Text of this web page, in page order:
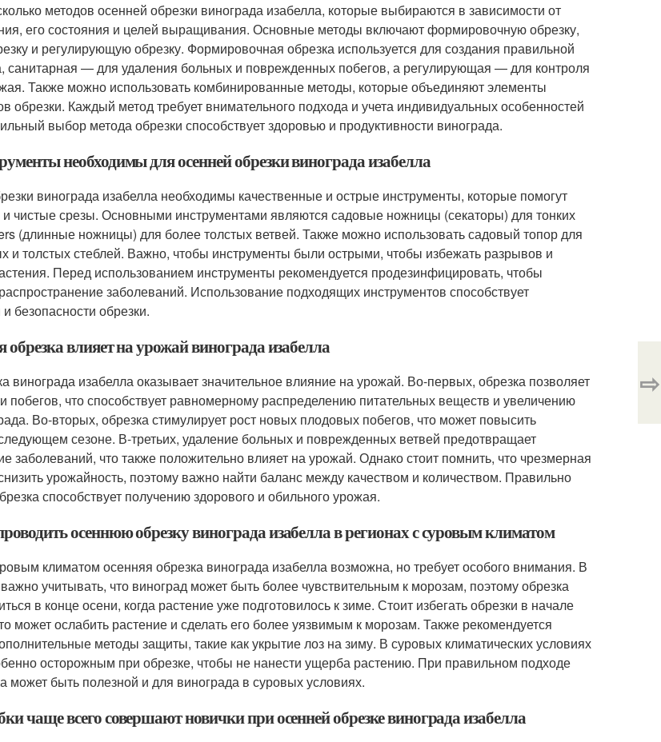
методов осенней обрезки винограда изабелла, которые выбираются в зависимости от
его состояния и целей выращивания. Основные методы включают формировочную обрезку,
и регулирующую обрезку. Формировочная обрезка используется для создания правильной
санитарная — для удаления больных и поврежденных побегов, а регулирующая — для контроля
Также можно использовать комбинированные методы, которые объединяют элементы
обрезки. Каждый метод требует внимательного подхода и учета индивидуальных особенностей
выбор метода обрезки способствует здоровью и продуктивности винограда.
необходимы для осенней обрезки винограда изабелла
винограда изабелла необходимы качественные и острые инструменты, которые помогут
и чистые срезы. Основными инструментами являются садовые ножницы (секаторы) для тонких
(длинные ножницы) для более толстых ветвей. Также можно использовать садовый топор для
и толстых стеблей. Важно, чтобы инструменты были острыми, чтобы избежать разрывов и
Перед использованием инструменты рекомендуется продезинфицировать, чтобы
заболеваний. Использование подходящих инструментов способствует
безопасности обрезки.
обрезка влияет на урожай винограда изабелла
винограда изабелла оказывает значительное влияние на урожай. Во-первых, обрезка позволяет
побегов, что способствует равномерному распределению питательных веществ и увеличению
Во-вторых, обрезка стимулирует рост новых плодовых побегов, что может повысить
сезоне. В-третьих, удаление больных и поврежденных ветвей предотвращает
заболеваний, что также положительно влияет на урожай. Однако стоит помнить, что чрезмерная
урожайность, поэтому важно найти баланс между качеством и количеством. Правильно
способствует получению здорового и обильного урожая.
осеннюю обрезку винограда изабелла в регионах с суровым климатом
климатом осенняя обрезка винограда изабелла возможна, но требует особого внимания. В
учитывать, что виноград может быть более чувствительным к морозам, поэтому обрезка
в конце осени, когда растение уже подготовилось к зиме. Стоит избегать обрезки в начале
может ослабить растение и сделать его более уязвимым к морозам. Также рекомендуется
методы защиты, такие как укрытие лоз на зиму. В суровых климатических условиях
осторожным при обрезке, чтобы не нанести ущерба растению. При правильном подходе
может быть полезной и для винограда в суровых условиях.
чаще всего совершают новички при осенней обрезке винограда изабелла
⇨